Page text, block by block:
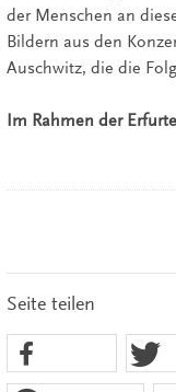
der Menschen an
Bildern aus den
Auschwitz, die die
Im Rahmen der
Seite teilen